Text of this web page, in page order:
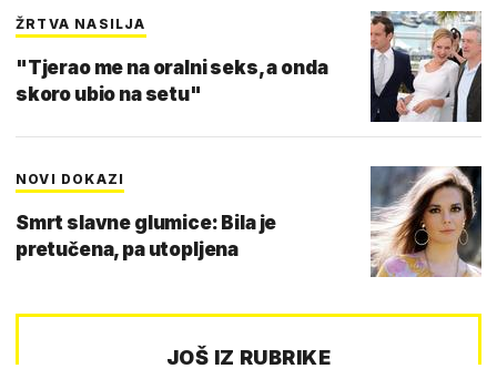
ŽRTVA NASILJA
"Tjerao me na oralni seks, a onda
skoro ubio na setu"
NOVI DOKAZI
Smrt slavne glumice: Bila je
pretučena, pa utopljena
JOŠ IZ RUBRIKE